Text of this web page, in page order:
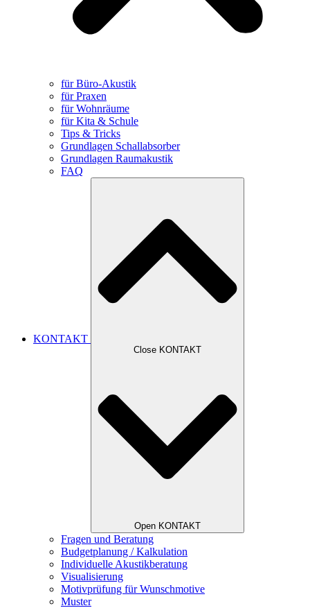
für Büro-Akustik
für Praxen
für Wohnräume
für Kita & Schule
Tips & Tricks
Grundlagen Schallabsorber
Grundlagen Raumakustik
FAQ
KONTAKT
Close KONTAKT
Open KONTAKT
Fragen und Beratung
Budgetplanung / Kalkulation
Individuelle Akustikberatung
Visualisierung
Motivprüfung für Wunschmotive
Muster